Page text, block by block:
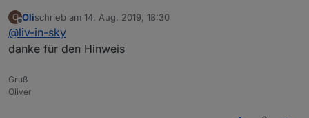
noch wichtig - im setting des pingadapters dürfen
alo SamsungTV ist ok aber SamsungTV.fritz.box
O
Offline
Olischrieb am 14. Aug. 2019, 18:30
zuletzt editiert von
@liv-in-sky
danke für den Hinweis
Gruß
Oliver